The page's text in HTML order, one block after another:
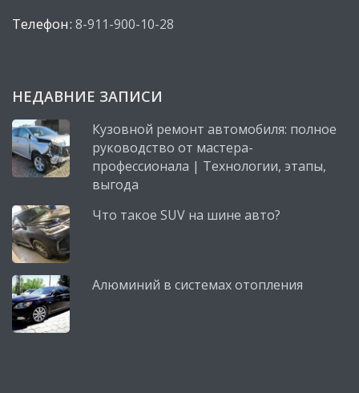
Телефон: 8-911-900-10-28
НЕДАВНИЕ ЗАПИСИ
Кузовной ремонт автомобиля: полное
руководство от мастера-
профессионала | Технологии, этапы,
выгода
Что такое SUV на шине авто?
Алюминий в системах отопления